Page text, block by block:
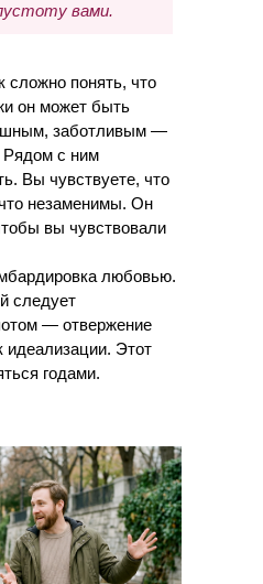
вами.
сложно понять, что
он может быть
заботливым —
Рядом с ним
Вы чувствуете, что
незаменимы. Он
вы чувствовали
любовью.
следует
— отвержение
идеализации. Этот
годами.